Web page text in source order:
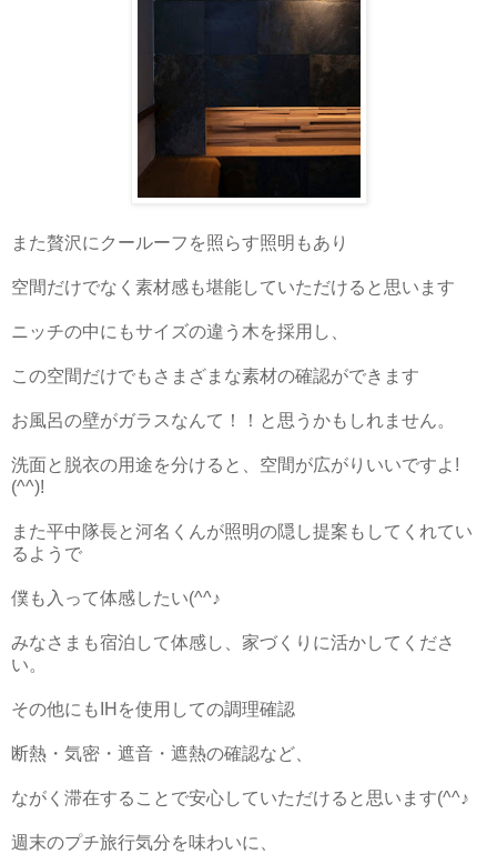
また贅沢にクールーフを照らす照明もあり
空間だけでなく素材感も堪能していただけると思います
ニッチの中にもサイズの違う木を採用し、
この空間だけでもさまざまな素材の確認ができます
お風呂の壁がガラスなんて！！と思うかもしれません。
洗面と脱衣の用途を分けると、空間が広がりいいですよ!
(^^)!
また平中隊長と河名くんが照明の隠し提案もしてくれてい
るようで
僕も入って体感したい(^^♪
みなさまも宿泊して体感し、家づくりに活かしてくださ
い。
その他にもIHを使用しての調理確認
断熱・気密・遮音・遮熱の確認など、
ながく滞在することで安心していただけると思います(^^♪
週末のプチ旅行気分を味わいに、